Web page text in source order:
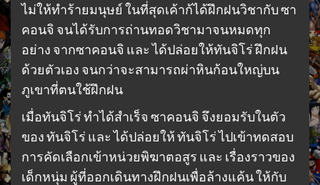
ไม่ให้ทำร้ายมนุษย์ ในที่สุดเค้าก้ได้ฝึกฝนวิชากับ ซา
คอนจิ จนได้รับการถ่านทอดวิชามาจนหมดทุก
อย่าง จากซาคอนจิ และ ได้ปล่อยให้ทันจิโร่ ฝึกฝน
ด้วยตัวเอง จนกว่าจะสามารถผ่าหินก้อนใหญ่บน
ภูเขาที่ตนใช้ฝึกฝน
เมื่อทันจิโร่ ทำได้สำเร็จ ซาคอนจิ จึงยอมรับในตัว
ของ ทันจิโร่ และ ได้ปล่อยให้ ทันจิโร่ ไปเข้าทดสอบ
การคัดเลือกเข้าหน่วยพิฆาตอสูร และ เรื่องราวของ
เด็กหนุ่ม ผู้ที่ออกเดินทางฝึกฝนเพื่อล้างแค้น ให้กับ